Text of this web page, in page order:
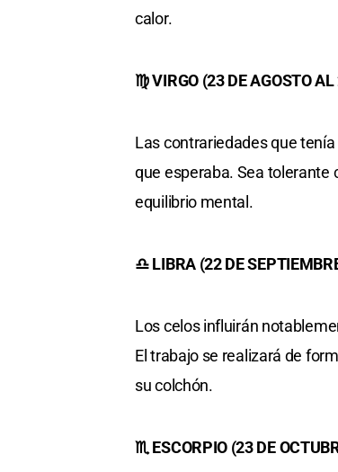
calor.
♍ VIRGO (23 DE AGOSTO
Las contrariedades que
que esperaba. Sea tolerante
equilibrio mental.
♎ LIBRA (22 DE
Los celos influirán
El trabajo se realizará de
su colchón.
♏ ESCORPIO (23 DE